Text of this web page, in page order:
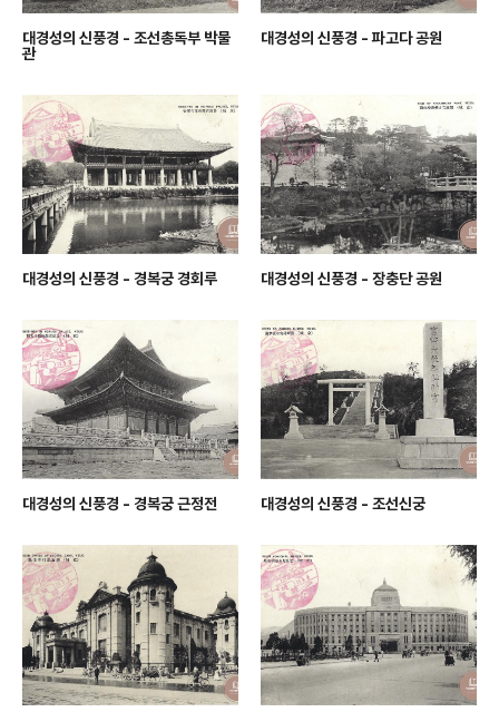
대경성의 신풍경 - 조선총독부 박물
관
대경성의 신풍경 - 파고다 공원
대경성의 신풍경 - 경복궁 경회루 대경성의 신풍경 - 장충단 공원
대경성의 신풍경 - 경복궁 근정전 대경성의 신풍경 - 조선신궁